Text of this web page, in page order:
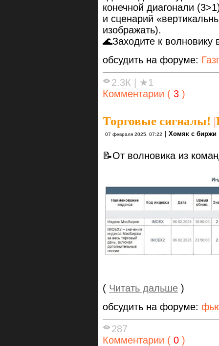
конечной диагонали
и сценарий
изображать).
🌊Заходите к волновику
обсудить на форуме:
2.3К
★1
Комментарии ( 3 )
Торговые сигналы! |
07 февраля 2025, 07:22 Хомяк с биржи
📝От волновика из
( Читать дальше )
обсудить на форуме:
287
Комментарии ( 0 )